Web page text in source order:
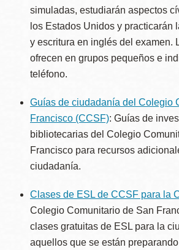
simuladas, estudiarán aspectos
los Estados Unidos y practicarán
y escritura en inglés del examen.
ofrecen en grupos pequeños e
teléfono.
Guías de ciudadanía del Colegio
Francisco (CCSF): Guías de
bibliotecarias del Colegio
Francisco para recursos
ciudadanía.
Clases de ESL de CCSF para la
Colegio Comunitario de San
clases gratuitas de ESL para la
aquellos que se están